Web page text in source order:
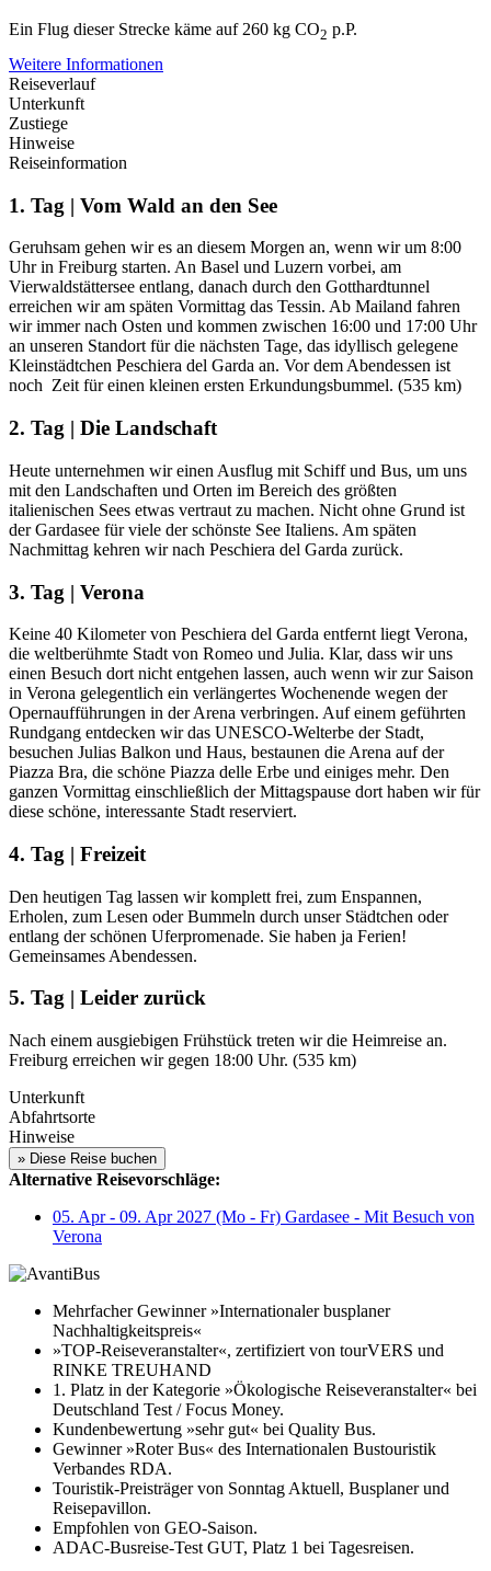
Ein Flug dieser Strecke käme auf 260 kg CO2 p.P.
Weitere Informationen
Reiseverlauf
Unterkunft
Zustiege
Hinweise
Reiseinformation
1. Tag | Vom Wald an den See
Geruhsam gehen wir es an diesem Morgen an, wenn wir um 8:00
Uhr in Freiburg starten. An Basel und Luzern vorbei, am
Vierwaldstättersee entlang, danach durch den Gotthardtunnel
erreichen wir am späten Vormittag das Tessin. Ab Mailand fahren
wir immer nach Osten und kommen zwischen 16:00 und 17:00 Uhr
an unseren Standort für die nächsten Tage, das idyllisch gelegene
Kleinstädtchen Peschiera del Garda an. Vor dem Abendessen ist
noch Zeit für einen kleinen ersten Erkundungsbummel. (535 km)
2. Tag | Die Landschaft
Heute unternehmen wir einen Ausflug mit Schiff und Bus, um uns
mit den Landschaften und Orten im Bereich des größten
italienischen Sees etwas vertraut zu machen. Nicht ohne Grund ist
der Gardasee für viele der schönste See Italiens. Am späten
Nachmittag kehren wir nach Peschiera del Garda zurück.
3. Tag | Verona
Keine 40 Kilometer von Peschiera del Garda entfernt liegt Verona,
die weltberühmte Stadt von Romeo und Julia. Klar, dass wir uns
einen Besuch dort nicht entgehen lassen, auch wenn wir zur Saison
in Verona gelegentlich ein verlängertes Wochenende wegen der
Opernaufführungen in der Arena verbringen. Auf einem geführten
Rundgang entdecken wir das UNESCO-Welterbe der Stadt,
besuchen Julias Balkon und Haus, bestaunen die Arena auf der
Piazza Bra, die schöne Piazza delle Erbe und einiges mehr. Den
ganzen Vormittag einschließlich der Mittagspause dort haben wir für
diese schöne, interessante Stadt reserviert.
4. Tag | Freizeit
Den heutigen Tag lassen wir komplett frei, zum Enspannen,
Erholen, zum Lesen oder Bummeln durch unser Städtchen oder
entlang der schönen Uferpromenade. Sie haben ja Ferien!
Gemeinsames Abendessen.
5. Tag | Leider zurück
Nach einem ausgiebigen Frühstück treten wir die Heimreise an.
Freiburg erreichen wir gegen 18:00 Uhr. (535 km)
Unterkunft
Abfahrtsorte
Hinweise
Alternative Reisevorschläge:
05. Apr - 09. Apr 2027 (Mo - Fr) Gardasee - Mit Besuch von
Verona
Mehrfacher Gewinner »Internationaler busplaner
Nachhaltigkeitspreis«
»TOP-Reiseveranstalter«, zertifiziert von tourVERS und
RINKE TREUHAND
1. Platz in der Kategorie »Ökologische Reiseveranstalter« bei
Deutschland Test / Focus Money.
Kundenbewertung »sehr gut« bei Quality Bus.
Gewinner »Roter Bus« des Internationalen Bustouristik
Verbandes RDA.
Touristik-Preisträger von Sonntag Aktuell, Busplaner und
Reisepavillon.
Empfohlen von GEO-Saison.
ADAC-Busreise-Test GUT, Platz 1 bei Tagesreisen.